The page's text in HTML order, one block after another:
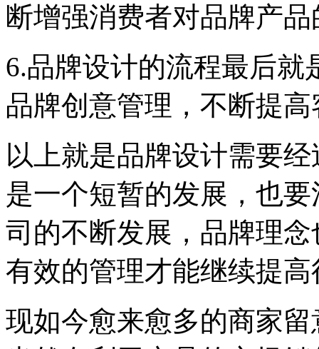
断增强消费者对品牌产
6.品牌设计的流程最后
品牌创意管理，不断提
以上就是品牌设计需要
是一个短暂的发展，也
司的不断发展，品牌理
有效的管理才能继续提
现如今愈来愈多的商家